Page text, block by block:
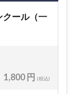
クール（一
1,800 円 (税込)